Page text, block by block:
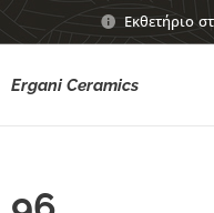
Εκθετήριο
Ergani Ceramics